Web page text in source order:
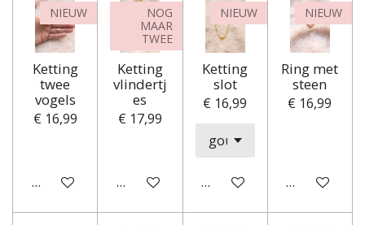
NIEUW
Ketting
twee
vogels
€ 16,99
In winkelwagen
NOG
MAAR
TWEE
Ketting
vlindertj
es
€ 17,99
Houd mij op de hoogte
NIEUW
Ketting
slot
€ 16,99
In winkelwagen
NIEUW
Ring met
steen
€ 16,99
Houd mij